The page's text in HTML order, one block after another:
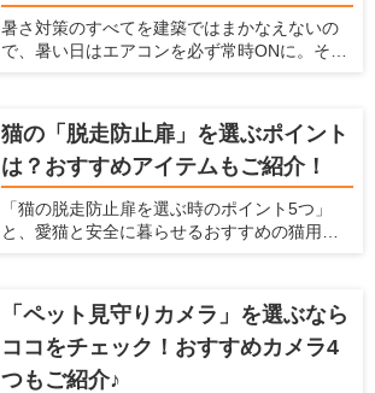
暑さ対策のすべてを建築ではまかなえないの
で、暑い日はエアコンを必ず常時ONに。そこ
隙間をつくらない」「空気の流れをつくる」
の2点。電気代の節約にも。
猫の「脱走防止扉」を選ぶポイント
は？おすすめアイテムもご紹介！
「猫の脱走防止扉を選ぶ時のポイント5つ」
と、愛猫と安全に暮らせるおすすめの猫用脱
「ペット見守りカメラ」を選ぶなら
ココをチェック！おすすめカメラ4
つもご紹介♪